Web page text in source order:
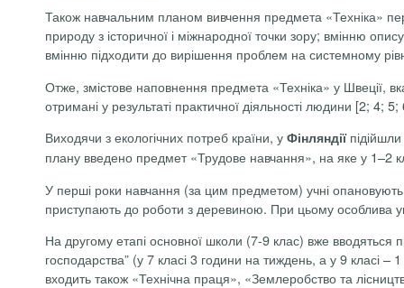
Також навчальним планом вивчення предмета «Техніка»
природу з історичної і міжнародної точки зору; вмінню
вмінню підходити до вирішення проблем на системному
Отже, змістове наповнення предмета «Техніка» у Швеції,
отримані у результаті практичної діяльності людини [2; 4; 5;
Виходячи з екологічних потреб країни, у Фінляндіїпідійшли
плану введено предмет «Трудове навчання», на яке у 1–2
У перші роки навчання (за цим предметом) учні
приступають до роботи з деревиною. При цьому особлива
На другому етапі основної школи (7-9 клас) вже
господарства” (у 7 класі 3 години на тиждень, а у 9 класі
входить також «Технічна праця», «Землеробство та